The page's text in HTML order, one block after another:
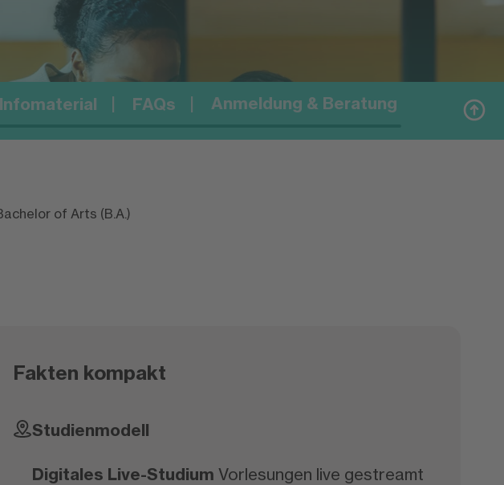
Infomaterial FAQs Anmeldung & Beratung
of Arts (B.A.)
Fakten kompakt
Studienmodell
Digitales Live-Studium Vorlesungen live gestreamt